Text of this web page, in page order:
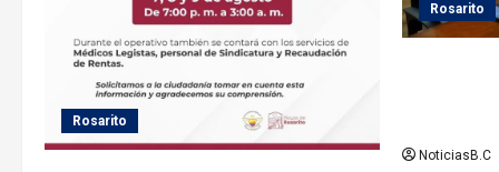
Rosarito
Rosarito
NoticiasB.C